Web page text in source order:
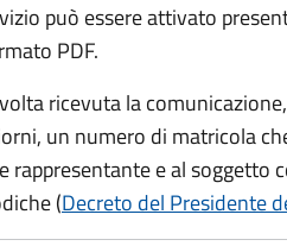
può essere attivato
PDF.
ricevuta la
un numero di matricola
rappresentante e al
(Decreto del Presidente